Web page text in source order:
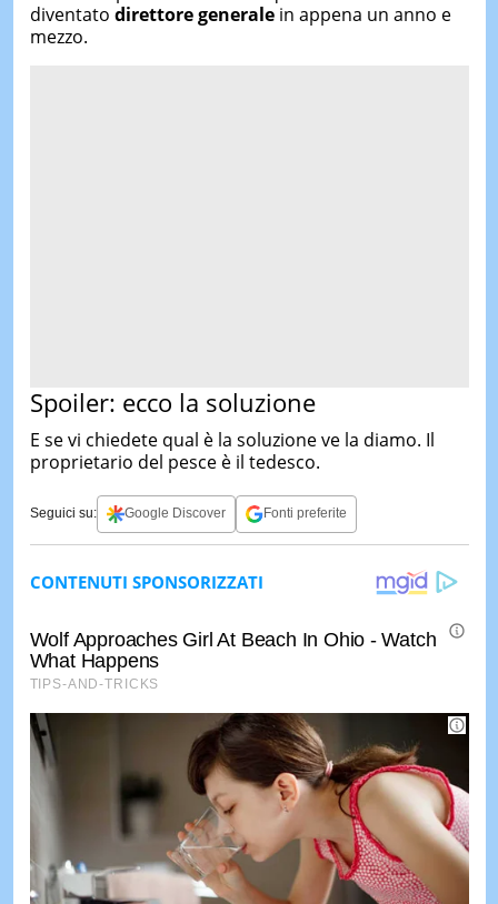
diventato direttore generalein appena un anno e
mezzo.
Spoiler: ecco la soluzione
E se vi chiedete qual è la soluzione ve la diamo. Il
proprietario del pesce è il tedesco.
Seguici su: Google Discover Fonti preferite